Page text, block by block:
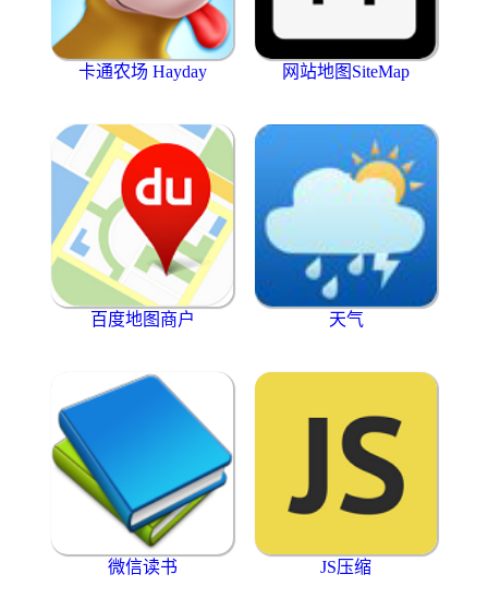
卡通农场 Hayday 网站地图SiteMap
百度地图商户 天气
微信读书 JS压缩